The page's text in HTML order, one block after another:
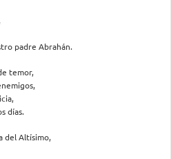
padre Abrahán.
temor,
días.
del Altísimo,